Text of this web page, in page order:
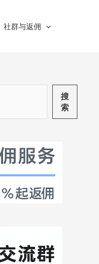
社群与返佣
搜
索